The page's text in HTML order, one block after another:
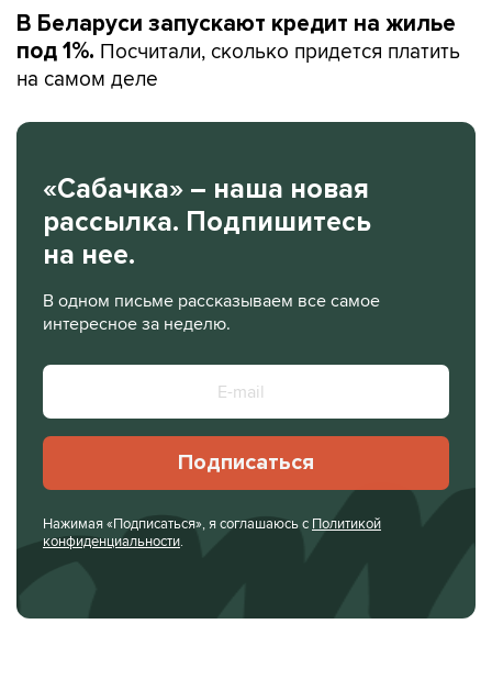
В Беларуси запускают кредит на жилье
под 1%. Посчитали, сколько придется платить
на самом деле
«Сабачка» – наша новая
рассылка. Подпишитесь
на нее.
В одном письме рассказываем все самое
интересное за неделю.
Подписаться
Нажимая «Подписаться», я соглашаюсь с Политикой
конфиденциальности.